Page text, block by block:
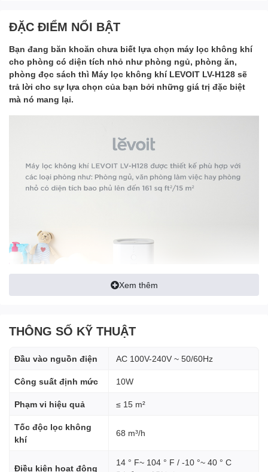
ĐẶC ĐIỂM NỔI BẬT
Bạn đang băn khoăn chưa biết lựa chọn máy lọc không khí
cho phòng có diện tích nhỏ như phòng ngủ, phòng ăn,
phòng đọc sách thì Máy lọc không khí LEVOIT LV-H128 sẽ
trả lời cho sự lựa chọn của bạn bởi những giá trị đặc biệt
mà nó mang lại.
Nâng cấp không gian làm việc của bạn bằng Máy lọc không
sẽ làm tươi mới không gian và lan tỏa mùi hương các loại
Hệ thống lọc tiên tiến :
+ Thiết kế bộ lọc kép: có hệ thống lọc 3 giai đoạn với bộ lọc HEPA
Xem thêm
THÔNG SỐ KỸ THUẬT
Đầu vào nguồn điện AC 100V-240V ~ 50/60Hz
Công suất định mức 10W
Phạm vi hiệu quả ≤ 15 m²
Tốc độc lọc không
khí
68 m³/h
Điều kiện hoạt động
14 ° F~ 104 ° F / -10 °~ 40 ° C